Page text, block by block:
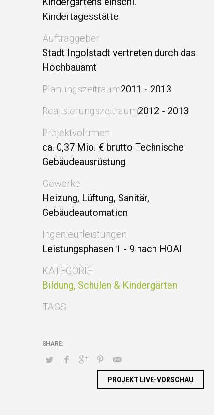
Kindertagesstätte
Auftraggeber
Stadt Ingolstadt vertreten durch das
Hochbauamt
Planungszeitraum2011 - 2013
Realisierungszeitraum2012 - 2013
Projektvolumen
ca. 0,37 Mio. € brutto Technische
Gebäudeausrüstung
Gewerke
Heizung, Lüftung, Sanitär,
Gebäudeautomation
Ingenieurleistungen
Leistungsphasen 1 - 9 nach HOAI
KATEGORIE
Bildung, Schulen & Kindergärten
TAGS
PROJEKT LIVE-VORSCHAU